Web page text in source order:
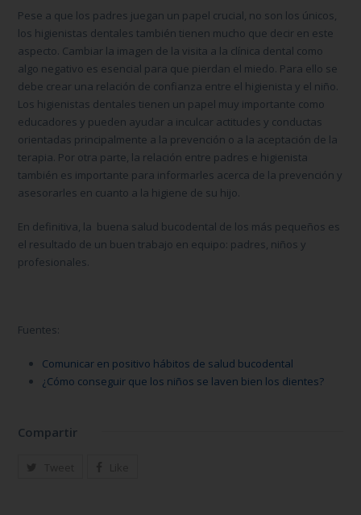
Pese a que los padres juegan un papel crucial, no son los únicos,
los higienistas dentales también tienen mucho que decir en este
aspecto. Cambiar la imagen de la visita a la clínica dental como
algo negativo es esencial para que pierdan el miedo. Para ello se
debe crear una relación de confianza entre el higienista y el niño.
Los higienistas dentales tienen un papel muy importante como
educadores y pueden ayudar a inculcar actitudes y conductas
orientadas principalmente a la prevención o a la aceptación de la
terapia. Por otra parte, la relación entre padres e higienista
también es importante para informarles acerca de la prevención y
asesorarles en cuanto a la higiene de su hijo.
En definitiva, la buena salud bucodental de los más pequeños es
el resultado de un buen trabajo en equipo: padres, niños y
profesionales.
Fuentes:
Comunicar en positivo hábitos de salud bucodental
¿Cómo conseguir que los niños se laven bien los dientes?
Compartir